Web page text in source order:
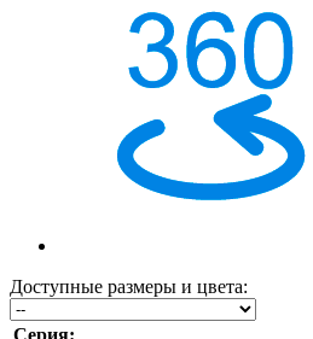
Доступные размеры и цвета: